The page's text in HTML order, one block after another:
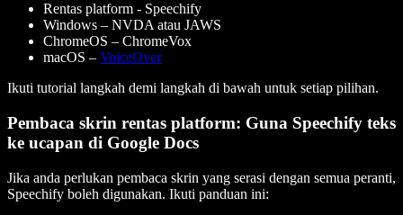
Rentas platform - Speechify
Windows – NVDA atau JAWS
ChromeOS – ChromeVox
macOS – VoiceOver
Ikuti tutorial langkah demi langkah di bawah untuk setiap pilihan.
Pembaca skrin rentas platform: Guna Speechify teks
ke ucapan di Google Docs
Jika anda perlukan pembaca skrin yang serasi dengan semua peranti,
Speechify boleh digunakan. Ikuti panduan ini: